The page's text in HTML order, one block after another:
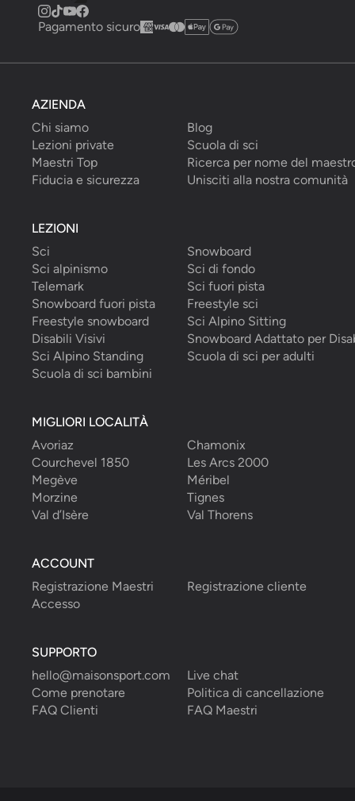
Pagamento sicuro
AZIENDA
Chi siamo
Blog
Lezioni private
Scuola di sci
Maestri Top
Ricerca per nome del
Fiducia e sicurezza
Unisciti alla nostra comunità
LEZIONI
Sci
Snowboard
Sci alpinismo
Sci di fondo
Telemark
Sci fuori pista
Snowboard fuori pista
Freestyle sci
Freestyle snowboard
Sci Alpino Sitting
Disabili Visivi
Snowboard Adattato per
Sci Alpino Standing
Scuola di sci per adulti
Scuola di sci bambini
MIGLIORI LOCALITÀ
Avoriaz
Chamonix
Courchevel 1850
Les Arcs 2000
Megève
Méribel
Morzine
Tignes
Val d’Isère
Val Thorens
ACCOUNT
Registrazione Maestri
Registrazione cliente
Accesso
SUPPORTO
hello@maisonsport.com
Live chat
Come prenotare
Politica di cancellazione
FAQ Clienti
FAQ Maestri